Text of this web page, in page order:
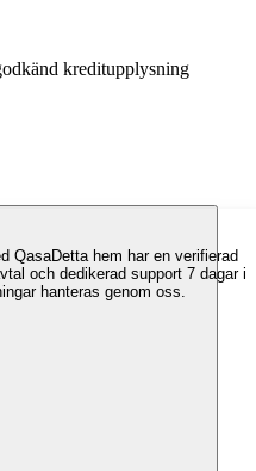
kreditupplysning
QasaDetta hem har en verifierad
och dedikerad support 7 dagar i
hanteras genom oss.